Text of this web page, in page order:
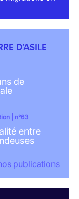
D'ASILE
de
| n°63
entre
publications